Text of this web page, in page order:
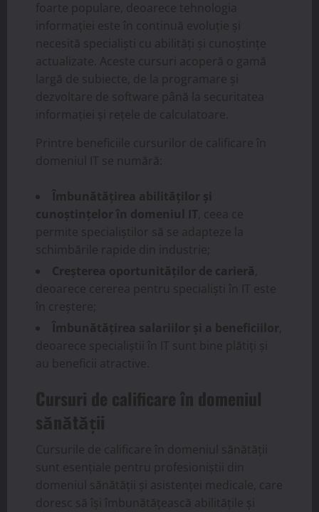
foarte populare, deoarece tehnologia
informației este în continuă evoluție și
necesită specialiști cu abilități și cunoștințe
actualizate. Aceste cursuri acoperă o gamă
largă de subiecte, de la programare și
dezvoltare de software până la securitatea
informației și rețele de calculatoare.
Printre beneficiile cursurilor de calificare în
domeniul IT se numără:
Îmbunătățirea abilităților și
cunoștințelor în domeniul IT , ceea ce
permite specialiștilor să se adapteze la
schimbările rapide din industrie;
Creșterea oportunităților de carieră
deoarece cererea pentru specialiști în IT este
în creștere;
Îmbunătățirea salariilor și a beneficiilor
deoarece specialiștii în IT sunt bine plătiți și
au beneficii atractive.
Cursuri de calificare în domeniul
sănătății
Cursurile de calificare în domeniul sănătății
sunt esențiale pentru profesioniștii din
domeniul sănătății și asistenței medicale, care
doresc să își îmbunătățească abilitățile și